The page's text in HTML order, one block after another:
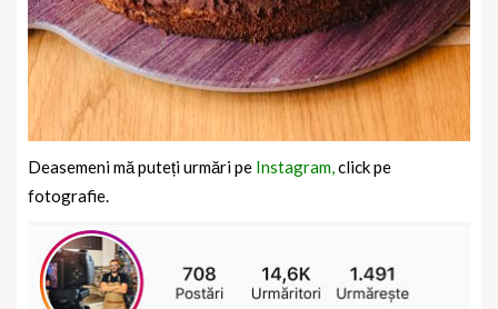
Deasemeni mă puteți urmări pe Instagram,click pe
fotografie.